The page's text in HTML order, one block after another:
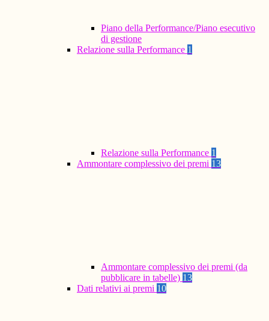
Piano della Performance/Piano esecutivo
di gestione
Relazione sulla Performance 1
Relazione sulla Performance 1
Ammontare complessivo dei premi 13
Ammontare complessivo dei premi (da
pubblicare in tabelle) 13
Dati relativi ai premi 10